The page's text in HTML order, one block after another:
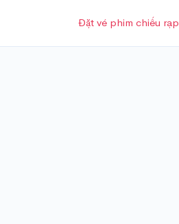
Đặt vé phim chiếu rạp